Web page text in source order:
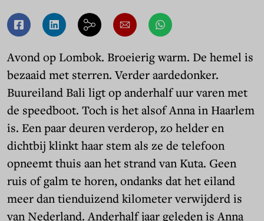
Avond op Lombok. Broeierig warm. De hemel is
bezaaid met sterren. Verder aardedonker.
Buureiland Bali ligt op anderhalf uur varen met
de speedboot. Toch is het alsof Anna in Haarlem
is. Een paar deuren verderop, zo helder en
dichtbij klinkt haar stem als ze de telefoon
opneemt thuis aan het strand van Kuta. Geen
ruis of galm te horen, ondanks dat het eiland
meer dan tienduizend kilometer verwijderd is
van Nederland. Anderhalf jaar geleden is Anna